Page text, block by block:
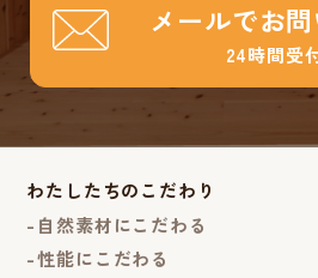
メールでお
24時間受
わたしたちのこだわり
自然素材にこだわる
性能にこだわる